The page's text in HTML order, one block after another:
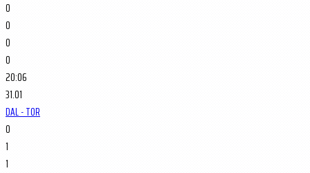
0
0
0
0
20:06
31.01
DAL - TOR
0
1
1